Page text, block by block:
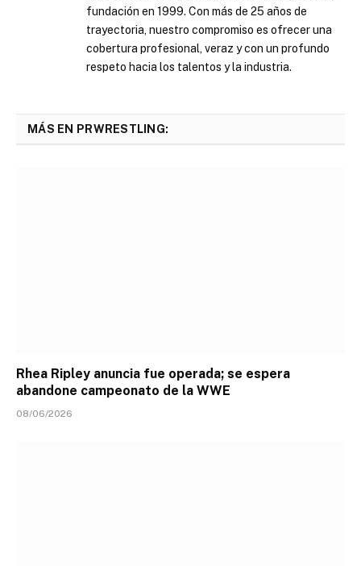
fundación en 1999. Con más de 25 años de
trayectoria, nuestro compromiso es ofrecer una
cobertura profesional, veraz y con un profundo
respeto hacia los talentos y la industria.
MÁS EN PRWRESTLING:
Rhea Ripley anuncia fue operada; se espera
abandone campeonato de la WWE
08/06/2026